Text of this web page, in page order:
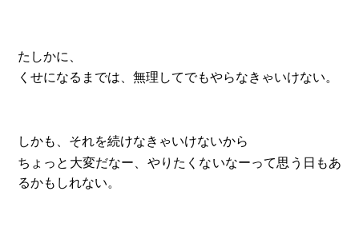
たしかに、
くせになるまでは、無理してでもやらなきゃいけない。
しかも、それを続けなきゃいけないから
ちょっと大変だなー、やりたくないなーって思う日もあ
るかもしれない。